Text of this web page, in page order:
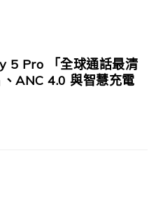
5 Pro 「全球通話最清
ANC 4.0 與智慧充電